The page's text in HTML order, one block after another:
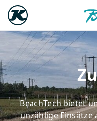
BeachTech bietet
unzählige Einsätze